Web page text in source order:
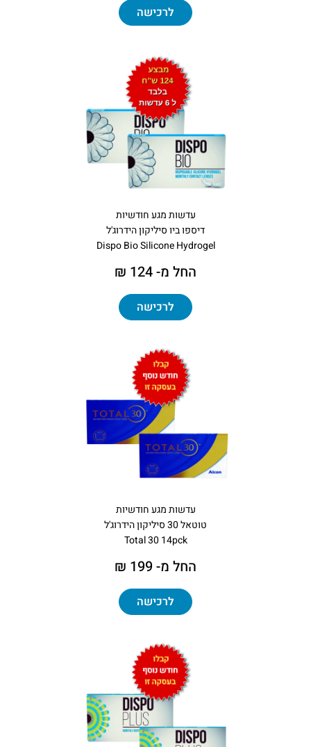
לרכישה
עדשות מגע חודשיות
דיספו ביו סיליקון הידרוג'ל
Dispo Bio Silicone Hydrogel
החל מ- 124 ₪
לרכישה
עדשות מגע חודשיות
טוטאל 30 סיליקון הידרוג'ל
Total 30 14pck
החל מ- 199 ₪
לרכישה